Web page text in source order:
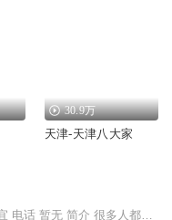
30.9万
天津-天津八大家